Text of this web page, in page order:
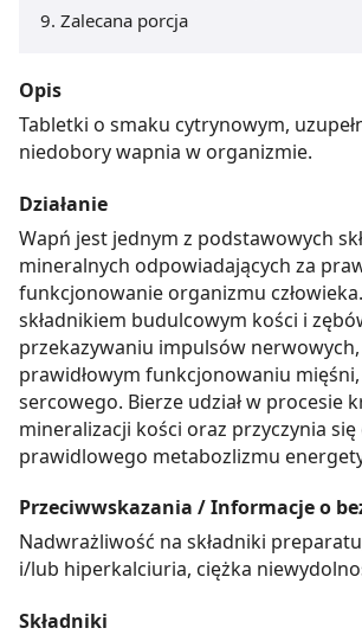
Zalecana porcja
Opis
Tabletki o smaku cytrynowym,
niedobory wapnia w organizmie.
Działanie
Wapń jest jednym z podstawowych
mineralnych odpowiadających za
funkcjonowanie organizmu
składnikiem budulcowym kości i
przekazywaniu impulsów
prawidłowym funkcjonowaniu
sercowego. Bierze udział w procesie
mineralizacji kości oraz przyczynia się
prawidlowego metabozlizmu
Przeciwwskazania / Informacje o
Nadwrażliwość na składniki
i/lub hiperkalciuria, ciężka
Składniki